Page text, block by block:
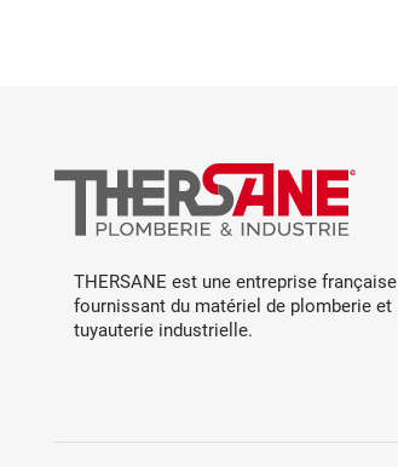
THERSANE est une entreprise française
fournissant du matériel de plomberie et
tuyauterie industrielle.